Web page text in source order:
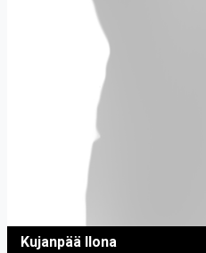
Kujanpää Ilona